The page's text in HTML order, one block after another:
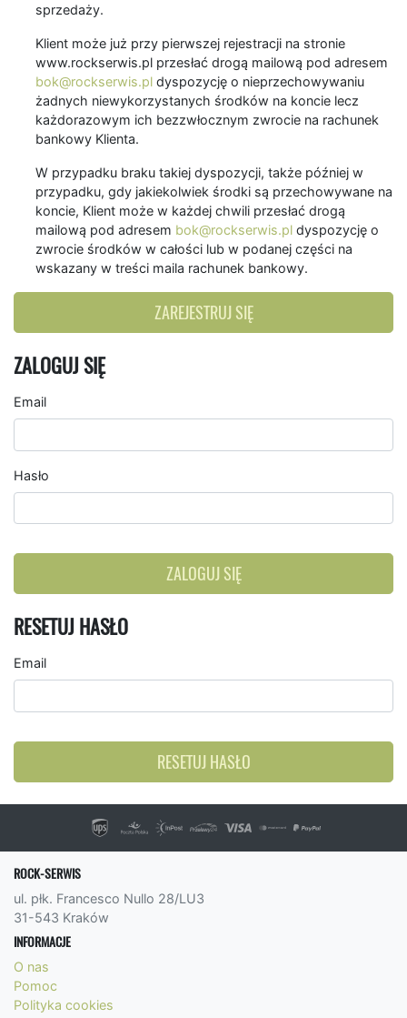
sprzedaży.
Klient może już przy pierwszej rejestracji na stronie
www.rockserwis.pl przesłać drogą mailową pod adresem
bok@rockserwis.pl dyspozycję o nieprzechowywaniu
żadnych niewykorzystanych środków na koncie lecz
każdorazowym ich bezzwłocznym zwrocie na rachunek
bankowy Klienta.
W przypadku braku takiej dyspozycji, także później w
przypadku, gdy jakiekolwiek środki są przechowywane na
koncie, Klient może w każdej chwili przesłać drogą
mailową pod adresem bok@rockserwis.pl dyspozycję o
zwrocie środków w całości lub w podanej części na
wskazany w treści maila rachunek bankowy.
ZAREJESTRUJ SIĘ
ZALOGUJ SIĘ
Email
Hasło
ZALOGUJ SIĘ
RESETUJ HASŁO
Email
RESETUJ HASŁO
ROCK-SERWIS
ul. płk. Francesco Nullo 28/LU3
31-543 Kraków
INFORMACJE
O nas
Pomoc
Polityka cookies